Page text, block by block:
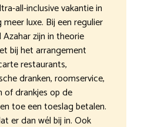
all-inclusive vakantie in
luxe. Bij een regulier
zijn in theorie
bij het arrangement
restaurants,
dranken, roomservice,
of drankjes op de
toe een toeslag betalen.
er dan wél bij in. Ook